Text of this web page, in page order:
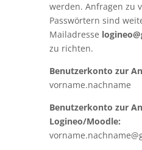
werden. Anfragen zu
Passwörtern sind
Mailadresse
zu richten.
Benutzerkonto zur
vorname.nachname
Benutzerkonto zur
Logineo/Moodle: